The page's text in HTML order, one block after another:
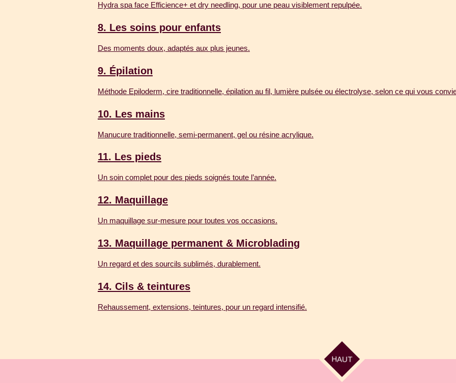
Hydra spa face Efficience+ et dry needling, pour une peau visiblement repulpée.
8. Les soins pour enfants
Des moments doux, adaptés aux plus jeunes.
9. Épilation
Méthode Epiloderm, cire traditionnelle, épilation au fil, lumière pulsée ou électrolyse, selon ce qui vous
10. Les mains
Manucure traditionnelle, semi-permanent, gel ou résine acrylique.
11. Les pieds
Un soin complet pour des pieds soignés toute l’année.
12. Maquillage
Un maquillage sur-mesure pour toutes vos occasions.
13. Maquillage permanent & Microblading
Un regard et des sourcils sublimés, durablement.
14. Cils & teintures
Rehaussement, extensions, teintures, pour un regard intensifié.
HAUT